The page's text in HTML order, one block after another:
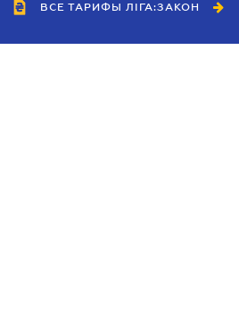
ВСЕ ТАРИФЫ ЛІГА:ЗАКОН